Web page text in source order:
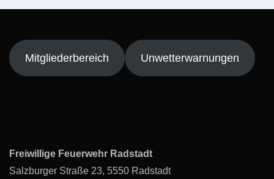
Mitgliederbereich Unwetterwarnungen
Freiwillige Feuerwehr Radstadt
Salzburger Straße 23, 5550 Radstadt